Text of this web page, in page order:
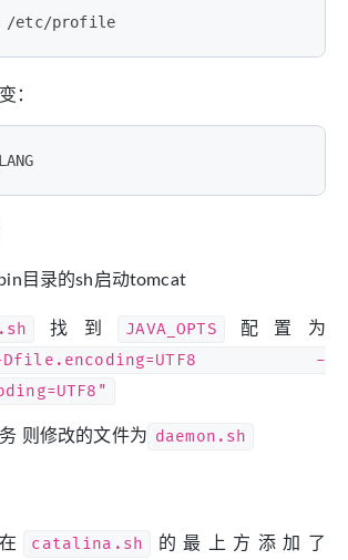
/etc/profile
：
目录的sh启动tomcat
找到 JAVA_OPTS 配置为
Dfile.encoding=UTF8 -
则修改的文件为 daemon.sh
catalina.sh 的最上方添加了